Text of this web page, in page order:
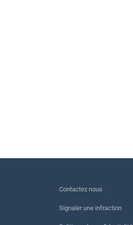
Contactez nous
Signaler une infraction